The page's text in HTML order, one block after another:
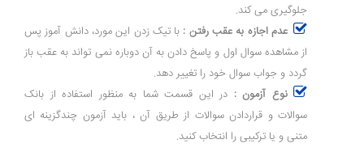
جلوگیری می کند.
عدم اجازه به عقب رفتن : با تیک زدن این مورد، دانش آموز پس
از مشاهده سوال اول و پاسخ دادن به آن دوباره نمی تواند به عقب باز
گردد و جواب سوال خود را تغییر دهد.
نوع آزمون : در این قسمت شما به منظور استفاده از بانک
سوالات و قراردادن سوالات از طریق آن ، باید آزمون چندگزینه ای
متنی و یا ترکیبی را انتخاب کنید.